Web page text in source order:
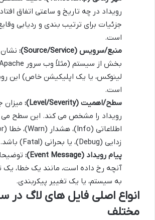
رویداد در چه تاریخ و ساعتی اتفاق
جزئیات برای ترتیب بندی و ردیابی
است.
منبع/سرویس (Source/Service):
لینوکس، یا یک اپلیکیشن خاص) این
است.
سطح/اهمیت (Level/Severity):
رویداد را مشخص می کند. این سطح می
زدایی (Debug)، یا بحرانی (Fatal) باشد.
پیام رویداد (Event Message):
آنچه رخ داده است، مانند یک خطا، یک
به سیستم، یا یک تغییر پیکربندی.
انواع اصلی فایل های لاگ
مختلف